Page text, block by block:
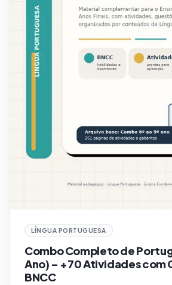
LÍNGUA PORTUGUESA
Combo Completo de
Ano) – +70 Atividades com
BNCC